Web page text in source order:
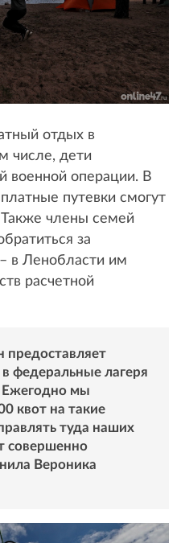
отдых в
числе, дети
военной операции. В
путевки смогут
Также члены семей
за
в Ленобласти им
расчетной
предоставляет
федеральные лагеря
Ежегодно мы
квот на такие
туда наших
совершенно
Вероника